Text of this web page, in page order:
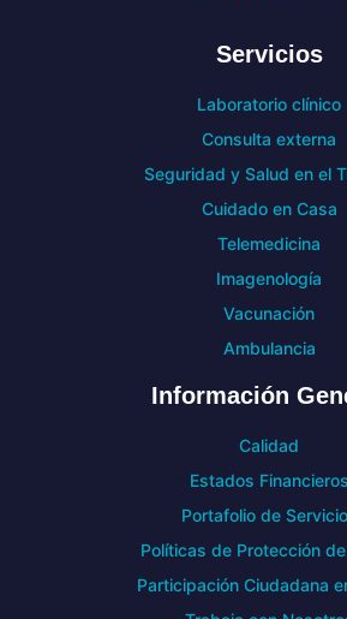
Servicios
Laboratorio clínico
Consulta externa
Seguridad y Salud en el
Cuidado en Casa
Telemedicina
Imagenología
Vacunación
Ambulancia
Información
Calidad
Estados Financieros
Portafolio de
Políticas de Protección
Participación Ciudadana